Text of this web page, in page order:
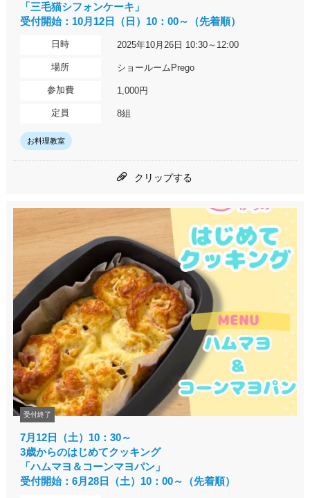
「三毛猫シフォンケーキ」
受付開始：10月12日（日）10：00～（先着順）
日時 2025年10月26日 10:30～12:00
場所 ショールームPrego
参加費 1,000円
定員 8組
お料理教室
クリップする
受付終了
7月12日（土）10：30～
3歳からのはじめてクッキング
「ハムマヨ＆コーンマヨパン」
受付開始：6月28日（土）10：00～（先着順）